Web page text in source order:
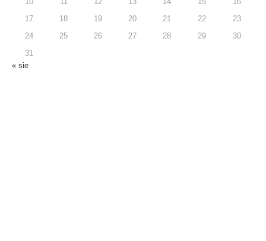
10 11 12 13 14 15 16
17 18 19 20 21 22 23
24 25 26 27 28 29 30
31
« sie